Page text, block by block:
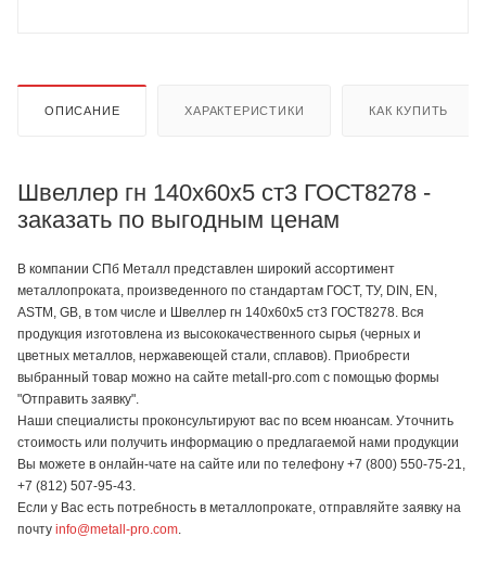
ОПИСАНИЕ ХАРАКТЕРИСТИКИ КАК КУПИТЬ
Швеллер гн 140х60х5 ст3 ГОСТ8278 -
заказать по выгодным ценам
В компании СПб Металл представлен широкий ассортимент
металлопроката, произведенного по стандартам ГОСТ, ТУ, DIN, EN,
ASTM, GB, в том числе и Швеллер гн 140х60х5 ст3 ГОСТ8278. Вся
продукция изготовлена из высококачественного сырья (черных и
цветных металлов, нержавеющей стали, сплавов). Приобрести
выбранный товар можно на сайте metall-pro.com с помощью формы
"Отправить заявку".
Наши специалисты проконсультируют вас по всем нюансам. Уточнить
стоимость или получить информацию о предлагаемой нами продукции
Вы можете в онлайн-чате на сайте или по телефону +7 (800) 550-75-21,
+7 (812) 507-95-43.
Если у Вас есть потребность в металлопрокате, отправляйте заявку на
почту info@metall-pro.com